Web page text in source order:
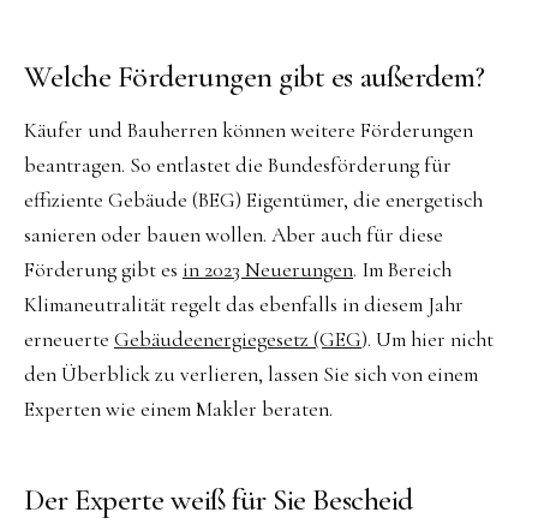
Welche Förderungen gibt es außerdem?
Käufer und Bauherren können weitere Förderungen
beantragen. So entlastet die Bundesförderung für
effiziente Gebäude (BEG) Eigentümer, die energetisch
sanieren oder bauen wollen. Aber auch für diese
Förderung gibt es in 2023 Neuerungen. Im Bereich
Klimaneutralität regelt das ebenfalls in diesem Jahr
erneuerte Gebäudeenergiegesetz (GEG). Um hier nicht
den Überblick zu verlieren, lassen Sie sich von einem
Experten wie einem Makler beraten.
Der Experte weiß für Sie Bescheid